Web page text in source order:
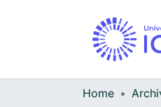
Home